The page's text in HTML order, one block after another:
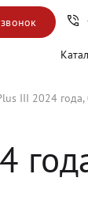
III 2024 года,